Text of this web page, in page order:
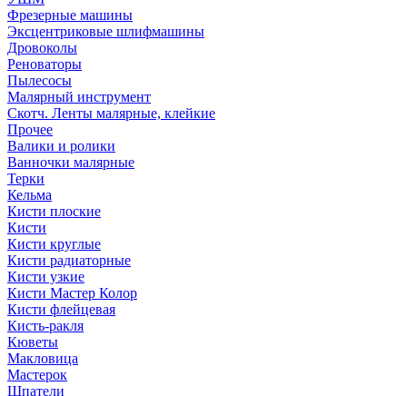
Фрезерные машины
Эксцентриковые шлифмашины
Дровоколы
Реноваторы
Пылесосы
Малярный инструмент
Скотч. Ленты малярные, клейкие
Прочее
Валики и ролики
Ванночки малярные
Терки
Кельма
Кисти плоские
Кисти
Кисти круглые
Кисти радиаторные
Кисти узкие
Кисти Мастер Колор
Кисти флейцевая
Кисть-ракля
Кюветы
Макловица
Мастерок
Шпатели